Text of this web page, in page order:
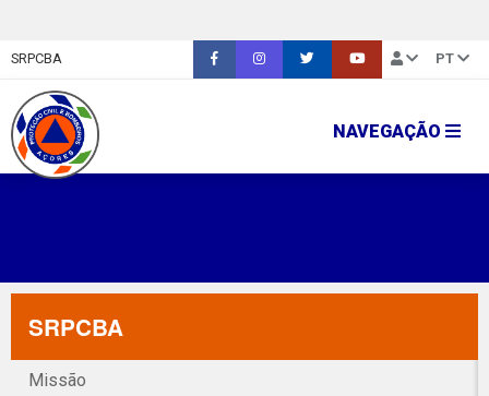
SRPCBA PT
NAVEGAÇÃO
SRPCBA
Missão